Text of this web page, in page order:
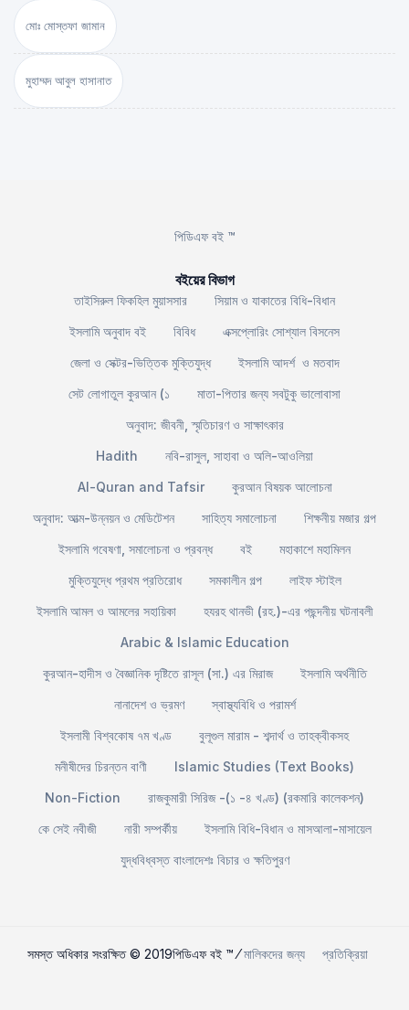
মোঃ মোস্তফা জামান
মুহাম্মদ আবুল হাসানাত
পিডিএফ বই ™
বইয়ের বিভাগ
তাইসিরুল ফিকহিল মুয়াসসার
সিয়াম ও যাকাতের বিধি-বিধান
ইসলামি অনুবাদ বই
বিবিধ
এক্সপ্লোরিং সোশ্যাল বিসনেস
জেলা ও সেক্টর-ভিত্তিক মুক্তিযুদ্ধ
ইসলামি আদর্শ ও মতবাদ
সেট লোগাতুল কুরআন (১
মাতা-পিতার জন্য সবটুকু ভালোবাসা
অনুবাদ: জীবনী, স্মৃতিচারণ ও সাক্ষাৎকার
Hadith
নবি-রাসুল, সাহাবা ও অলি-আওলিয়া
Al-Quran and Tafsir
কুরআন বিষয়ক আলোচনা
অনুবাদ: আত্ম-উন্নয়ন ও মেডিটেশন
সাহিত্য সমালোচনা
শিক্ষনীয় মজার গল্প
ইসলামি গবেষণা, সমালোচনা ও প্রবন্ধ
বই
মহাকাশে মহামিলন
মুক্তিযুদ্ধে প্রথম প্রতিরোধ
সমকালীন গল্প
লাইফ স্টাইল
ইসলামি আমল ও আমলের সহায়িকা
হযরহ থানভী (রহ.)-এর পছন্দনীয় ঘটনাবলী
Arabic & Islamic Education
কুরআন-হাদীস ও বৈজ্ঞানিক দৃষ্টিতে রাসূল (সা.) এর মিরাজ
ইসলামি অর্থনীতি
নানাদেশ ও ভ্রমণ
স্বাস্থ্যবিধি ও পরামর্শ
ইসলামী বিশ্বকোষ ৭ম খণ্ড
বুলূগুল মারাম - শব্দার্থ ও তাহক্বীকসহ
মনীষীদের চিরন্তন বাণী
Islamic Studies (Text Books)
Non-Fiction
রাজকুমারী সিরিজ -(১ -৪ খণ্ড) (রকমারি কালেকশন)
কে সেই নবীজী
নারী সম্পর্কীয়
ইসলামি বিধি-বিধান ও মাসআলা-মাসায়েল
যুদ্ধবিধ্বস্ত বাংলাদেশঃ বিচার ও ক্ষতিপুরণ
সমস্ত অধিকার সংরক্ষিত © 2019পিডিএফ বই ™ ⁄মালিকদের জন্য প্রতিক্রিয়া